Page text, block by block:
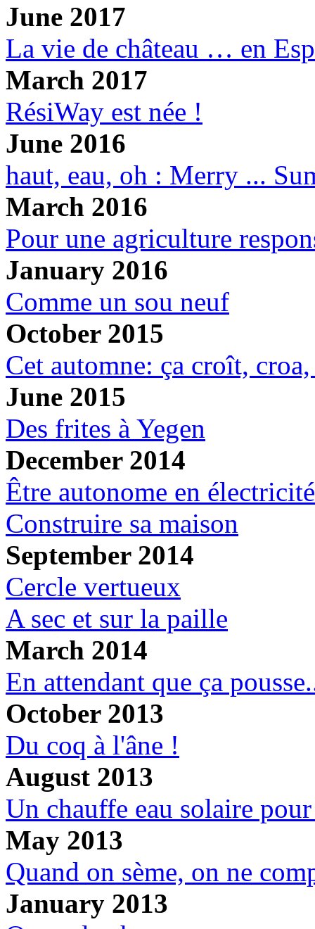
June 2017
La vie de château … en
March 2017
RésiWay est née !
June 2016
haut, eau, oh : Merry ...
March 2016
Pour une agriculture
January 2016
Comme un sou neuf
October 2015
Cet automne: ça croît,
June 2015
Des frites à Yegen
December 2014
Être autonome en électricité
Construire sa maison
September 2014
Cercle vertueux
A sec et sur la paille
March 2014
En attendant que ça
October 2013
Du coq à l'âne !
August 2013
Un chauffe eau solaire
May 2013
Quand on sème, on ne
January 2013